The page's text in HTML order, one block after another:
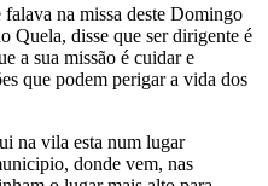
na missa deste Domingo
Quela, disse que ser dirigente é
a sua missão é cuidar e
que podem perigar a vida dos
na vila esta num lugar
donde vem, nas